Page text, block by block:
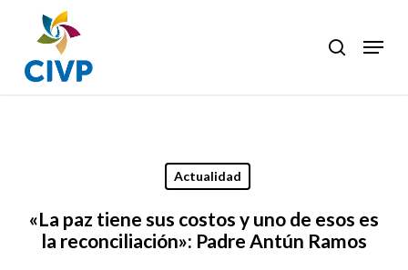
main
content
search
Menu
Actualidad
«La paz tiene sus costos y uno de esos es
la reconciliación»: Padre Antún Ramos
Close